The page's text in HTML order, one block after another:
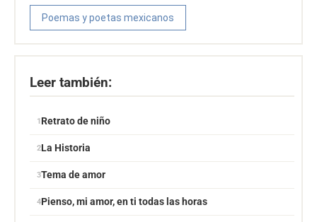
Poemas y poetas mexicanos
Leer también:
Retrato de niño
La Historia
Tema de amor
Pienso, mi amor, en ti todas las horas